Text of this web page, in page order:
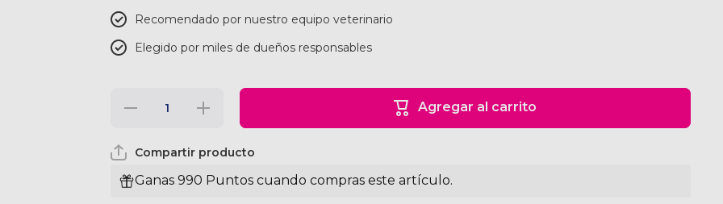
Recomendado por nuestro equipo veterinario
Elegido por miles de dueños responsables
Reducir
Correa
Color
Negro
Aumentar
cantidad
Correa
Color
Agregar al carrito
Compartir producto
Ganas 990 Puntos cuando compras este artículo.